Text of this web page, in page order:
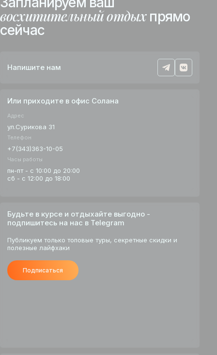
восхитительный отдыхпрямо
сейчас
Напишите нам
Или приходите в офис Солана
Адрес
ул.Сурикова 31
Телефон
+7(343)363-10-05
Часы работы
пн-пт - с 10:00 до 20:00
сб - с 12:00 до 18:00
Будьте в курсе и отдыхайте выгодно -
подпишитесь на нас в Telegram
Публикуем только топовые туры, секретные скидки и
полезные лайфхаки
Подписаться